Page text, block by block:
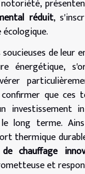
réduit,
de leur
énergétique,
que ces
investissement
long terme.
thermique
chauffage
et